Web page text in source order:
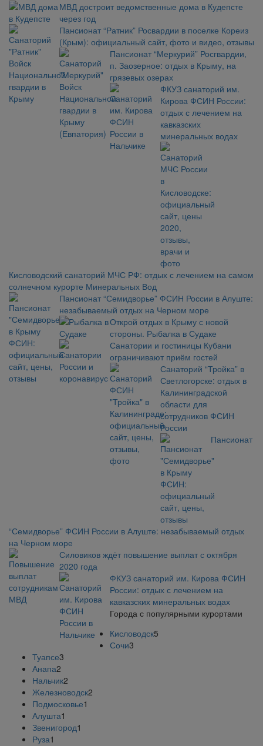
МВД достроит ведомственные дома в Кудепсте
через год
Пансионат “Ратник” Росвардии в поселке Кореиз
(Крым): официальный сайт, фото и видео, отзывы
Пансионат “Меркурий” Росгвардии,
п. Заозерное: отдых в Крыму, на
грязевых озерах
ФКУЗ санаторий им.
Кирова ФСИН России:
отдых с лечением на
кавказских
минеральных водах
Кисловодский санаторий МЧС РФ: отдых с лечением на самом
солнечном курорте Минеральных Вод
Пансионат “Семидворье” ФСИН России в Алуште:
незабываемый отдых на Черном море
Открой отдых в Крыму с новой
стороны. Рыбалка в Судаке
Санатории и гостиницы Кубани
ограничивают приём гостей
Санаторий “Тройка” в
Светлогорске: отдых в
Калининградской
области для
сотрудников ФСИН
России
Пансионат
“Семидворье” ФСИН России в Алуште: незабываемый отдых
на Черном море
Силовиков ждёт повышение выплат с октября
2020 года
ФКУЗ санаторий им. Кирова ФСИН
России: отдых с лечением на
кавказских минеральных водах
Города с популярными курортами
Кисловодск5
Сочи3
Туапсе3
Анапа2
Нальчик2
Железноводск2
Подмосковье1
Алушта1
Звенигород1
Руза1